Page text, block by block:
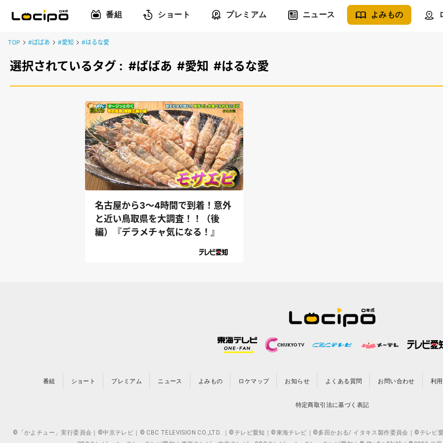
番組 ショート プレミアム ニュース よみもの
TOP #ばばあ #愛知 #はるな愛
選択されているタグ : #ばばあ #愛知 #はるな愛
名古屋から3～4時間で到着！意外
と近い鳥取県を大調査！！（後
編）『デラメチャ気になる！』
番組 ショート プレミアム ニュース よみもの ロケマップ お知らせ よくある質問 お問い合わせ 利
特定商取引法に基づく表記
©「かよチュー」実行委員会｜©中京テレビ｜© CBC TELEVISION CO.,LTD. ｜©テレビ愛知｜©東海テレビ｜©多田かおる/ イタキス製作委員会｜©テレビ